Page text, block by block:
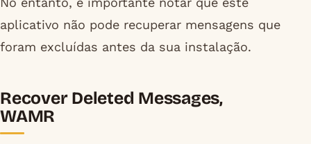
aplicativo não pode recuperar mensagens que
foram excluídas antes da sua instalação.
Recover Deleted Messages,
WAMR